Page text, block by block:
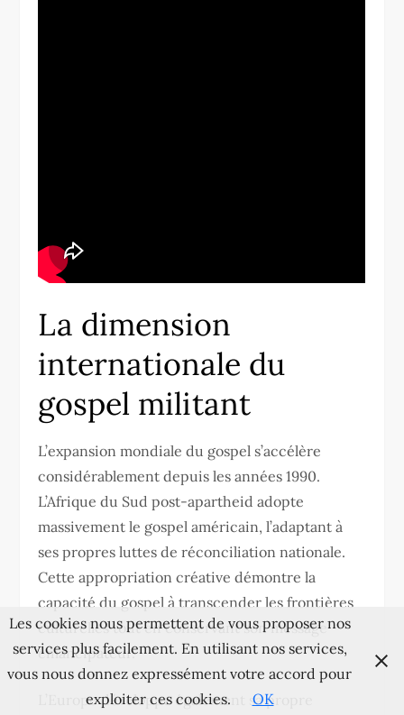
La dimension
internationale du
gospel militant
L’expansion mondiale du gospel s’accélère
considérablement depuis les années 1990.
L’Afrique du Sud post-apartheid adopte
massivement le gospel américain, l’adaptant à
ses propres luttes de réconciliation nationale.
Cette appropriation créative démontre la
capacité du gospel à transcender les frontières
culturelles tout en conservant son message
émancipateur.
L’Europe développe également sa propre
Les cookies nous permettent de vous proposer nos
services plus facilement. En utilisant nos services,
vous nous donnez expressément votre accord pour
exploiter ces cookies.
OK